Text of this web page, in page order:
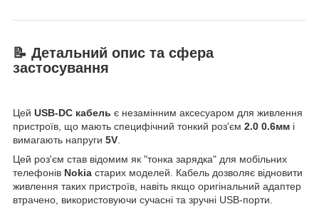
📝 Детальний опис та сфера
застосування
Цей USB-DC кабель є незамінним аксесуаром для живлення
пристроїв, що мають специфічний тонкий роз'єм 2.0 0.6мм і
вимагають напруги 5V
Цей роз'єм став відомим як "тонка зарядка" для мобільних
телефонів Nokia старих моделей. Кабель дозволяє відновити
живлення таких пристроїв, навіть якщо оригінальний адаптер
втрачено, використовуючи сучасні та зручні USB-порти.